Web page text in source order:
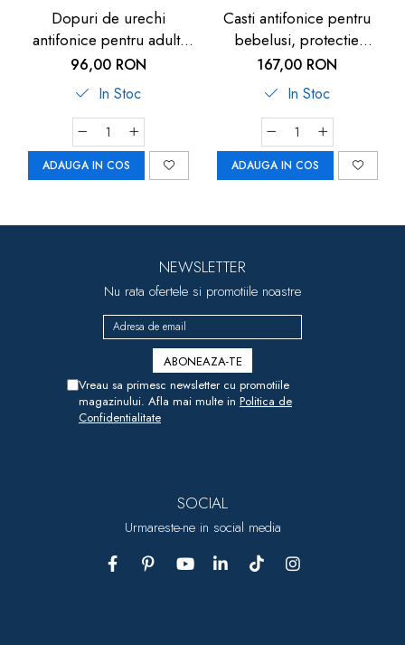
Dopuri de urechi
antifonice pentru adulti
cu filtru special pentru
muzica, reutilizabile,
transparente, protectie
zgomote SNR 19dB,
ALPINE PartyPlug
96,00 RON
In Stoc
ADAUGA IN COS
Casti antifonice pentru
bebelusi, protectie
auditiva, SNR 25,
ajustabila 47-54 cm, 12+
luni, albastru, Reer
167,00 RON
In Stoc
ADAUGA IN COS
NEWSLETTER
Nu rata ofertele si promotiile noastre
Vreau sa primesc newsletter cu promotiile
magazinului. Afla mai multe in Politica de
Confidentialitate
SOCIAL
Urmareste-ne in social media